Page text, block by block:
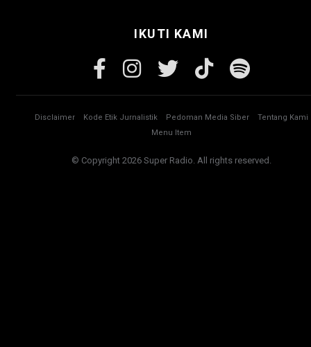
IKUTI KAMI
Disclaimer Kode Etik Jurnalistik Pedoman Media Siber
Tentang Kami
Menu Item
© Copyright 2026 Super Radio. All rights reserved.